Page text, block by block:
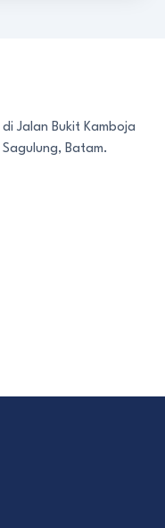
Jalan Bukit Kamboja
Batam.